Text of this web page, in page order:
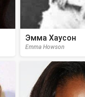
Эмма Хаусон
Emma Howson